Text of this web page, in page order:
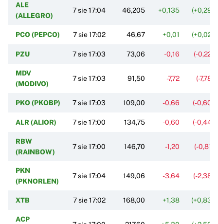
ALE
(ALLEGRO)
7 sie 17:04 46,205 +0,135
PCO (PEPCO) 7 sie 17:02 46,67 +0,01
PZU 7 sie 17:03 73,06 -0,16 (-
MDV
(MODIVO)
7 sie 17:03 91,50 -7,72 (-
PKO (PKOBP) 7 sie 17:03 109,00 -0,66 (-
ALR (ALIOR) 7 sie 17:00 134,75 -0,60 (-
RBW
(RAINBOW)
7 sie 17:00 146,70 -1,20 (-
PKN
(PKNORLEN)
7 sie 17:04 149,06 -3,64 (-
XTB 7 sie 17:02 168,00 +1,38
ACP